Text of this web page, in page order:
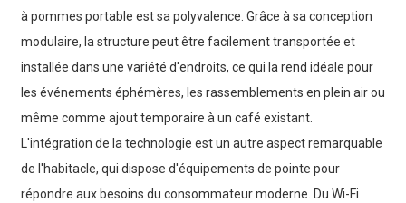
à pommes portable est sa polyvalence. Grâce à sa conception
modulaire, la structure peut être facilement transportée et
installée dans une variété d'endroits, ce qui la rend idéale pour
les événements éphémères, les rassemblements en plein air ou
même comme ajout temporaire à un café existant.
L'intégration de la technologie est un autre aspect remarquable
de l'habitacle, qui dispose d'équipements de pointe pour
répondre aux besoins du consommateur moderne. Du Wi-Fi